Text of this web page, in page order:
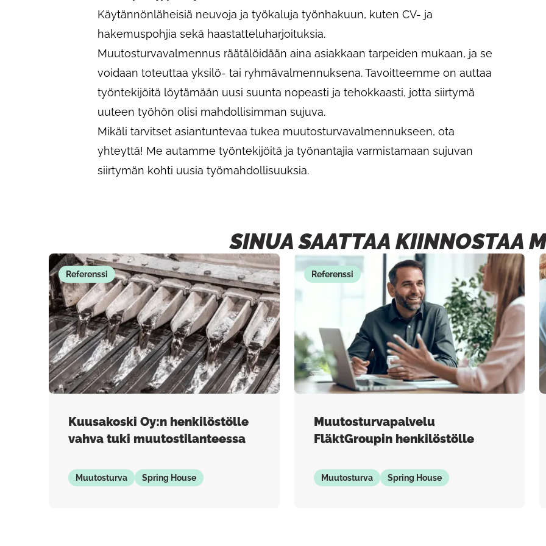
Käytännönläheisiä neuvoja ja työkaluja työnhakuun, kuten CV- ja
hakemuspohjia sekä haastatteluharjoituksia.
Muutosturvavalmennus räätälöidään aina asiakkaan tarpeiden mukaan, ja se
voidaan toteuttaa yksilö- tai ryhmävalmennuksena. Tavoitteemme on auttaa
työntekijöitä löytämään uusi suunta nopeasti ja tehokkaasti, jotta siirtymä
uuteen työhön olisi mahdollisimman sujuva.
Mikäli tarvitset asiantuntevaa tukea muutosturvavalmennukseen, ota
yhteyttä! Me autamme työntekijöitä ja työnantajia varmistamaan sujuvan
siirtymän kohti uusia työmahdollisuuksia.
SINUA SAATTAA KIINNOSTAA
Referenssi
Kuusakoski Oy:n henkilöstölle
vahva tuki muutostilanteessa
Muutosturva Spring House
Referenssi
Muutosturvapalvelu
FläktGroupin henkilöstölle
Muutosturva Spring House